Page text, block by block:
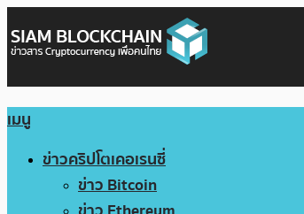
เมนู
ข่าวคริปโตเคอเรนซี่
ข่าว Bitcoin